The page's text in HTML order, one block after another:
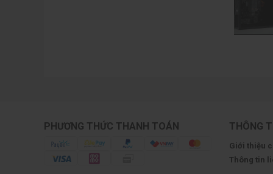
PHƯƠNG THỨC THANH TOÁN THÔNG
Giới thiệu
Thông tin